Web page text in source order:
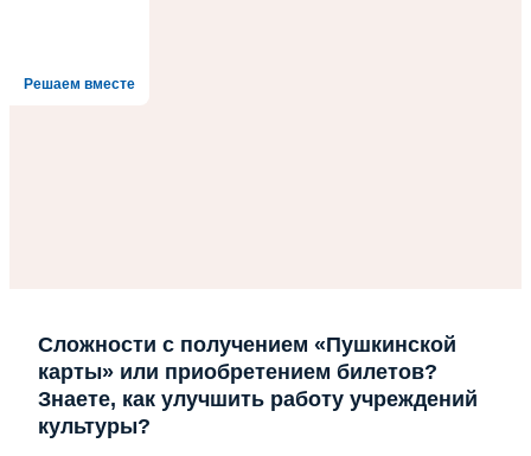
Решаем вместе
Сложности с получением «Пушкинской
карты» или приобретением билетов?
Знаете, как улучшить работу учреждений
культуры?